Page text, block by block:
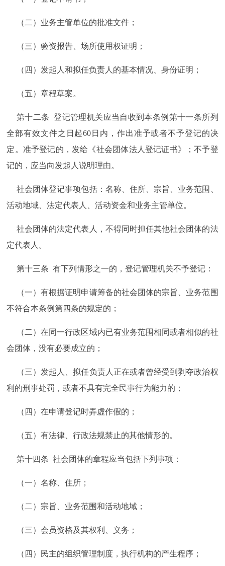
（二）业务主管单位的批准文件；
（三）验资报告、场所使用权证明；
（四）发起人和拟任负责人的基本情况、身份证明；
（五）章程草案。
第十二条 登记管理机关应当自收到本条例第十一条所列
全部有效文件之日起60日内，作出准予或者不予登记的决
定。准予登记的，发给《社会团体法人登记证书》；不予登
记的，应当向发起人说明理由。
社会团体登记事项包括：名称、住所、宗旨、业务范围、
活动地域、法定代表人、活动资金和业务主管单位。
社会团体的法定代表人，不得同时担任其他社会团体的法
定代表人。
第十三条 有下列情形之一的，登记管理机关不予登记：
（一）有根据证明申请筹备的社会团体的宗旨、业务范围
不符合本条例第四条的规定的；
（二）在同一行政区域内已有业务范围相同或者相似的社
会团体，没有必要成立的；
（三）发起人、拟任负责人正在或者曾经受到剥夺政治权
利的刑事处罚，或者不具有完全民事行为能力的；
（四）在申请登记时弄虚作假的；
（五）有法律、行政法规禁止的其他情形的。
第十四条 社会团体的章程应当包括下列事项：
（一）名称、住所；
（二）宗旨、业务范围和活动地域；
（三）会员资格及其权利、义务；
（四）民主的组织管理制度，执行机构的产生程序；